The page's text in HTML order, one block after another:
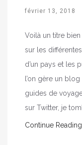
février 13, 2018
Voilà un titre
sur les
d’un pays et les
l’on gère un
guides de
sur Twitter, je
Continue Reading